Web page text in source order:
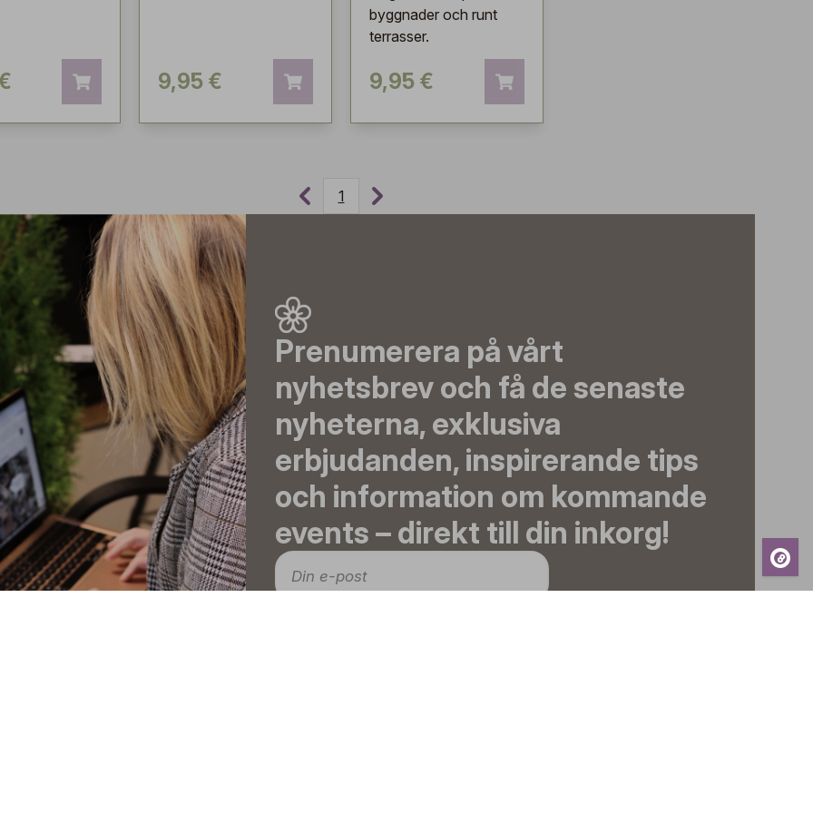
9,95 €
byggnader och runt
terrasser.
9,95 €
1
Prenumerera på vårt
nyhetsbrev och få de senaste
nyheterna, exklusiva
erbjudanden, inspirerande tips
och information om kommande
events – direkt till din inkorg!